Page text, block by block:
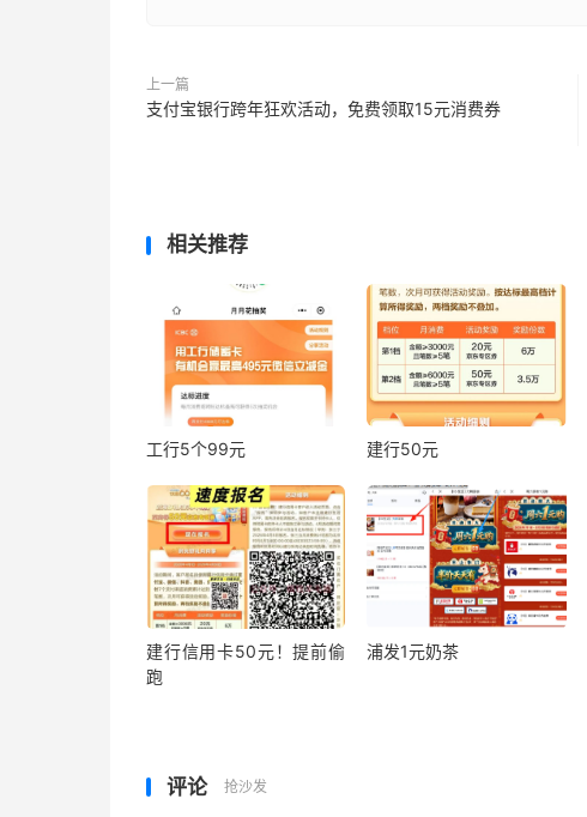
上一篇
支付宝银行跨年狂欢活动，免费领取15元消费券
相关推荐
工行5个99元 建行50元
建行信用卡50元！提前偷
跑
浦发1元奶茶
评论 抢沙发